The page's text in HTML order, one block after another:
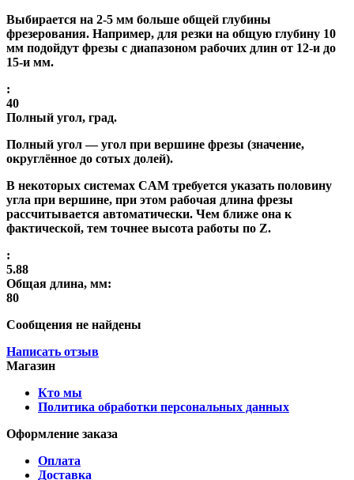
Выбирается на 2-5 мм больше общей глубины
фрезерования. Например, для резки на общую глубину 10
мм подойдут фрезы с диапазоном рабочих длин от 12-и до
15-и мм.
:
40
Полный угол, град.
Полный угол— угол при вершине фрезы (значение,
округлённое до сотых долей).
В некоторых системах CAM требуется указать половину
угла при вершине, при этом рабочая длина фрезы
рассчитывается автоматически. Чем ближе она к
фактической, тем точнее высота работы по Z.
:
5.88
Общая длина, мм:
80
Сообщения не найдены
Написать отзыв
Магазин
Кто мы
Политика обработки персональных данных
Оформление заказа
Оплата
Доставка